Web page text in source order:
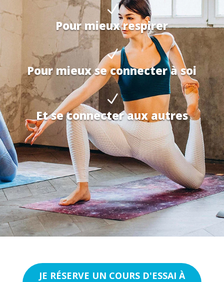
N
Pour mieux respirer
N
Pour mieux se connecter à soi
N
Et se connecter aux autres
JE RÉSERVE UN COURS D'ESSAI À